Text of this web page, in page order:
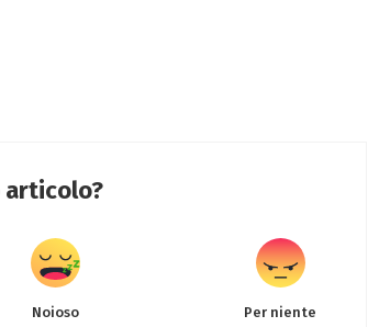
articolo?
Noioso Per niente